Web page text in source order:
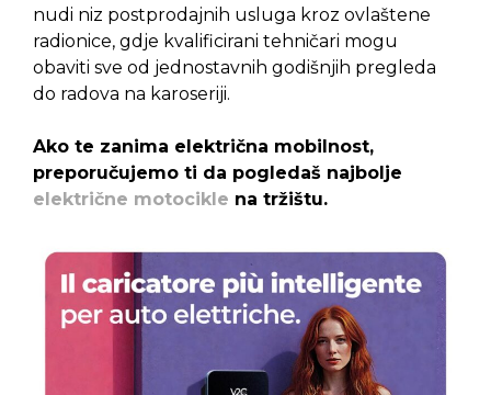
nudi niz postprodajnih usluga kroz ovlaštene
radionice, gdje kvalificirani tehničari mogu
obaviti sve od jednostavnih godišnjih pregleda
do radova na karoseriji.
Ako te zanima električna mobilnost,
preporučujemo ti da pogledaš najbolje
električne motocikle na tržištu.